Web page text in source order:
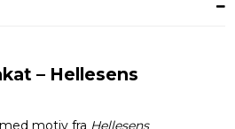
– Hellesens
motiv fra Hellesens